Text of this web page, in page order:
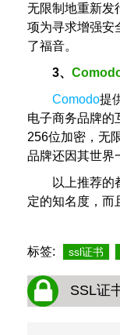
无限制地重新发
项为寻求增强安
了福音。
3、
Comodo提
电子商务品牌的
256位加密，无
品牌还因其世界
以上推荐的
定的知名度，而
标签: ssl证书
SSL证